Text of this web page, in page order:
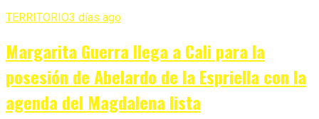
TERRITORIO3 días ago
Margarita Guerra llega a Cali para la
posesión de Abelardo de la Espriella con la
agenda del Magdalena lista